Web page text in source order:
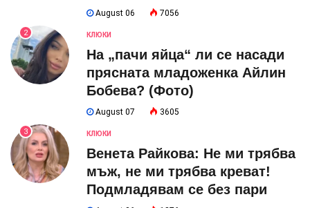
August 06 7056
2 КЛЮКИ
На „пачи яйца“ ли се насади
прясната младоженка Айлин
Бобева? (Фото)
August 07 3605
3 КЛЮКИ
Венета Райкова: Не ми трябва
мъж, не ми трябва креват!
Подмладявам се без пари